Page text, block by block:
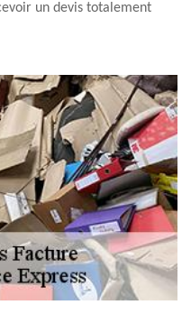
un devis totalement